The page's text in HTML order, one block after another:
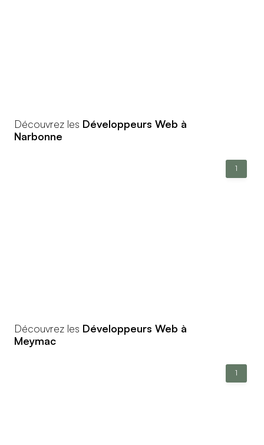
Découvrez les Développeurs Web à
Narbonne
1
Découvrez les Développeurs Web à
Meymac
1